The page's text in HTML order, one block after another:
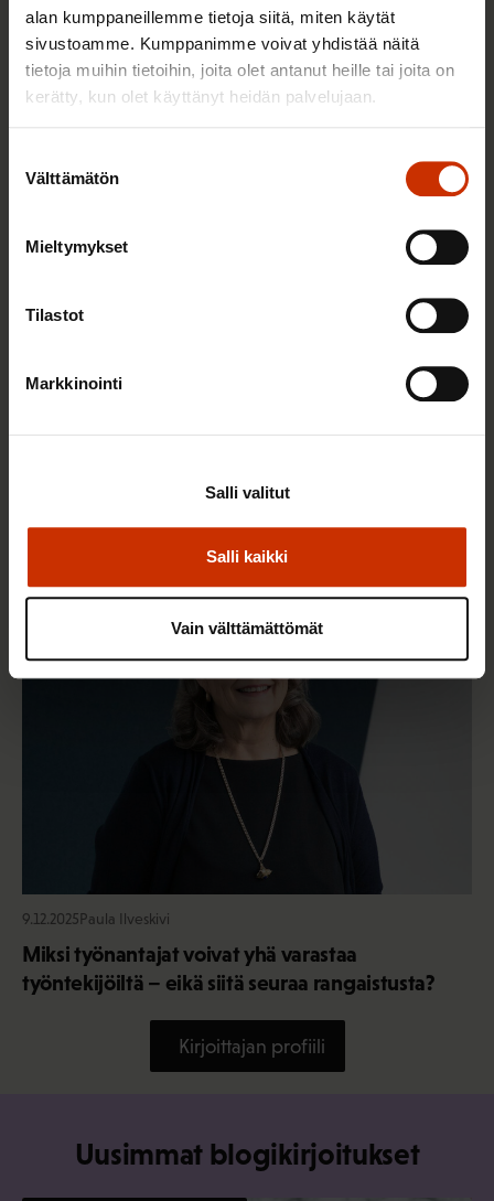
alan kumppaneillemme tietoja siitä, miten käytät
sivustoamme. Kumppanimme voivat yhdistää näitä
tietoja muihin tietoihin, joita olet antanut heille tai joita on
kerätty, kun olet käyttänyt heidän palvelujaan.
valinta
Välttämätön
Mieltymykset
Tilastot
Markkinointi
Salli kaikki
Salli valitut
Vain välttämättömät
eivätkä itsensä työllistäjiä – viranomaisten on nyt
herättävä toimimaan
Kenen kuuluu kantaa vastuu, kun
TYÖNTEKIJÄN OIKEUDET
9.12.2025Paula Ilveskivi
Miksi työnantajat voivat yhä varastaa
työntekijöiltä – eikä siitä seuraa rangaistusta?
Kirjoittajan profiili
Uusimmat blogikirjoitukset